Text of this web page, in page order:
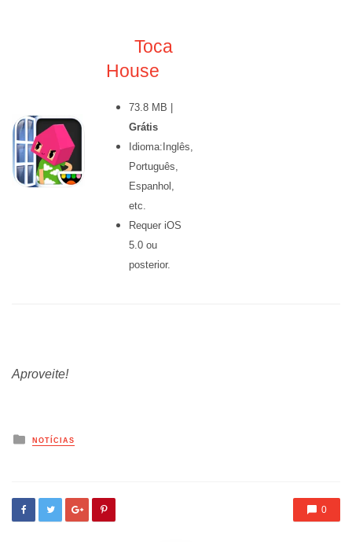
Toca
House
73.8 MB |
Grátis
Idioma:Inglês,
Português,
Espanhol,
etc.
Requer iOS
5.0 ou
posterior.
Aproveite!
Posted
in
NOTÍCIAS
0